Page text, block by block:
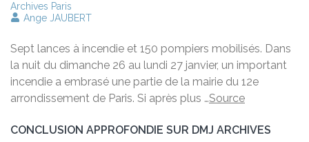
Archives Paris
Ange JAUBERT
Sept lances à incendie et 150 pompiers mobilisés. Dans
la nuit du dimanche 26 au lundi 27 janvier, un important
incendie a embrasé une partie de la mairie du 12e
arrondissement de Paris. Si après plus …Source
CONCLUSION APPROFONDIE SUR DMJ ARCHIVES